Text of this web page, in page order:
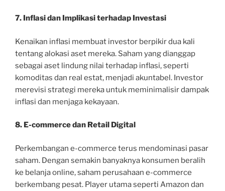
7. Inflasi dan Implikasi terhadap Investasi
Kenaikan inflasi membuat investor berpikir dua kali
tentang alokasi aset mereka. Saham yang dianggap
sebagai aset lindung nilai terhadap inflasi, seperti
komoditas dan real estat, menjadi akuntabel. Investor
merevisi strategi mereka untuk meminimalisir dampak
inflasi dan menjaga kekayaan.
8. E-commerce dan Retail Digital
Perkembangan e-commerce terus mendominasi pasar
saham. Dengan semakin banyaknya konsumen beralih
ke belanja online, saham perusahaan e-commerce
berkembang pesat. Player utama seperti Amazon dan